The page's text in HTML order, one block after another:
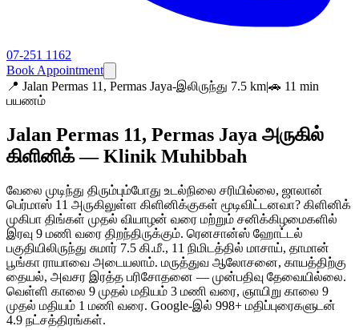
07-251 1162
Book Appointment
📍 Jalan Permas 11, Permas Jaya-இலிருந்து 7.5 km|🚗 11 min
பயணம்
Jalan Permas 11, Permas Jaya அருகில்
கிளினிக் — Klinik Muhibbah
வேலை முடிந்து திரும்பும்போது உடல்நிலை சரியில்லை, ஜாலான்
பெர்மாஸ் 11 அருகிலுள்ள கிளினிக்குகள் மூடிவிட்டனவா? கிளினிக்
முகிபா திங்கள் முதல் வியாழன் வரை மற்றும் சனிக்கிழமைகளில்
இரவு 9 மணி வரை திறந்திருக்கும். ரெனசான்ஸ் ஹோட்டல்
பகுதியிலிருந்து சுமார் 7.5 கி.மீ., 11 நிமிடத்தில் மாசாய், தாமான்
பூங்கா ராயாவை அடையலாம். மருத்துவ ஆலோசனை, காயத்திற்கு
தையல், அவசர இரத்த பரிசோதனை — முன்பதிவு தேவையில்லை.
வெள்ளி காலை 9 முதல் மதியம் 3 மணி வரை, ஞாயிறு காலை 9
முதல் மதியம் 1 மணி வரை. Google-இல் 998+ மதிப்புரைகளுடன்
4.9 நட்சத்திரங்கள்.